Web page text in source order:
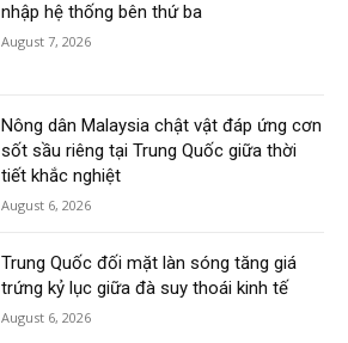
nhập hệ thống bên thứ ba
August 7, 2026
Nông dân Malaysia chật vật đáp ứng cơn
sốt sầu riêng tại Trung Quốc giữa thời
tiết khắc nghiệt
August 6, 2026
Trung Quốc đối mặt làn sóng tăng giá
trứng kỷ lục giữa đà suy thoái kinh tế
August 6, 2026